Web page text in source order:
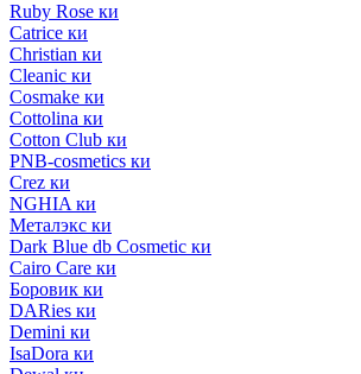
Ruby Rose ки
Catrice ки
Christian ки
Cleanic ки
Cosmake ки
Cottolina ки
Cotton Club ки
PNB-cosmetics ки
Crez ки
NGHIA ки
Металэкс ки
Dark Blue db Cosmetic ки
Cairo Care ки
Боровик ки
DARies ки
Demini ки
IsaDora ки